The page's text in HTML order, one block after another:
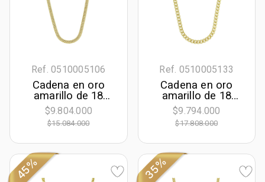
Ref. 0510005106
Cadena en oro
amarillo de 18
Kilates, Grumette,
50 cm. de largo, 4
mm. de ancho
$9.804.000
$15.084.000
Ref. 0510005133
Cadena en oro
amarillo de 18
Kilates, Grumette,
50 cm. de largo,
4.50 mm. de
$9.794.000
$17.808.000
45% 35%